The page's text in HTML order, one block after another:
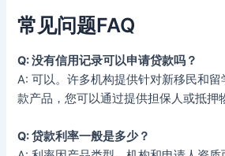
常见问题FAQ
Q: 没有信用记录可以申请贷款吗？
A: 可以。许多机构提供针对新移民和
款产品，您可以通过提供担保人或抵押
Q: 贷款利率一般是多少？